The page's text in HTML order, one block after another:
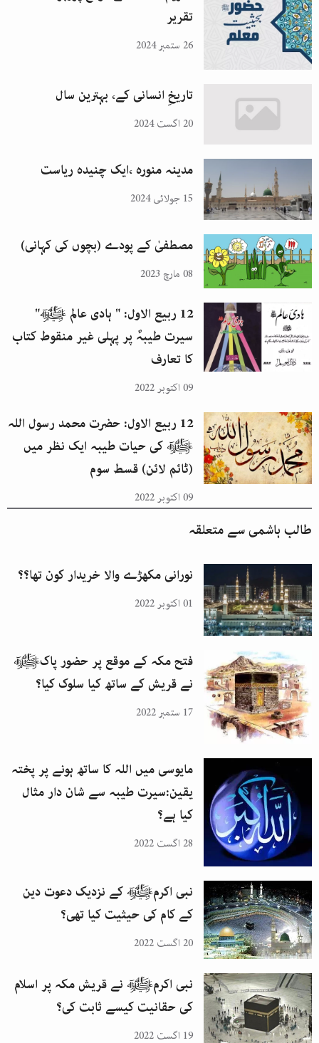
تقریر
26 ستمبر 2024
تاریخِ انسانی کے، بہترین سال
20 اگست 2024
مدینہ منورہ ،ایک چنیدہ ریاست
15 جولائی 2024
مصطفیٰ کے پودے (بچوں کی کہانی)
08 مارچ 2023
12 ربیع الاول: " ہادی عالم ﷺ"
سیرت طیبہؐ پر پہلی غیر منقوط کتاب
کا تعارف
09 اکتوبر 2022
12 ربیع الاول: حضرت محمد رسول اللہ
ﷺ کی حیات طیبہ ایک نظر میں
(ٹائم لائن) قسط سوم
09 اکتوبر 2022
طالب ہاشمیسے متعلقہ
نورانی مکھڑے والا خریدار کون تھا؟؟
01 اکتوبر 2022
فتح مکہ کے موقع پر حضور پاکﷺ
نے قریش کے ساتھ کیا سلوک کیا؟
17 ستمبر 2022
مایوسی میں اللہ کا ساتھ ہونے پر پختہ
یقین:سیرت طیبہ سے شان دار مثال
کیا ہے؟
28 اگست 2022
نبی اکرمﷺ کے نزدیک دعوت دین
کے کام کی حیثیت کیا تھی؟
20 اگست 2022
نبی اکرمﷺ نے قریش مکہ پر اسلام
کی حقانیت کیسے ثابت کی؟
19 اگست 2022